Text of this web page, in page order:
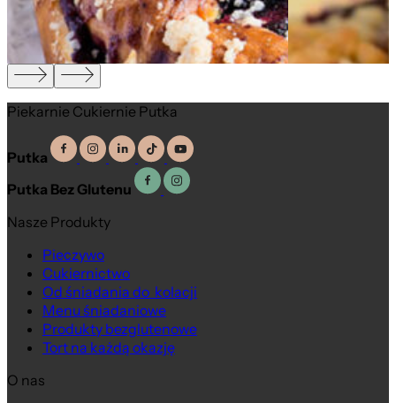
Piekarnie Cukiernie Putka
Putka
Putka Bez Glutenu
Nasze Produkty
Pieczywo
Cukiernictwo
Od śniadania do kolacji
Menu śniadaniowe
Produkty bezglutenowe
Tort na każdą okazję
O nas